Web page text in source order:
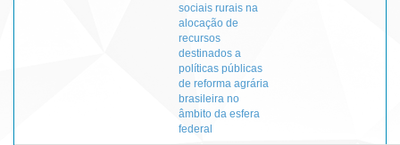
sociais rurais na
alocação de
recursos
destinados a
políticas públicas
de reforma agrária
brasileira no
âmbito da esfera
federal